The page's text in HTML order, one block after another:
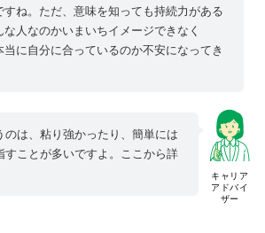
すね。ただ、意味を知っても持続力がある
な人なのかいまいちイメージできなく
に自分に合っているのか不安になってき
キャリア
アドバイ
ザー
のは、粘り強かったり、簡単には
すことが多いですよ。ここから詳